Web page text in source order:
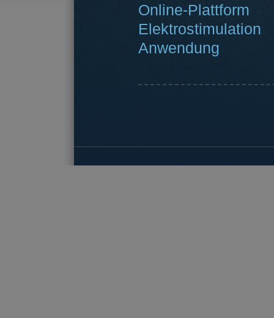
Online-Plattform
Elektrostimulation
Anwendung